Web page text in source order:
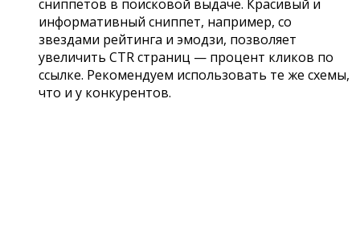
сниппетов в поисковой выдаче. Красивый и
информативный сниппет, например, со
звездами рейтинга и эмодзи, позволяет
увеличить CTR страниц — процент кликов по
ссылке. Рекомендуем использовать те же схемы,
что и у конкурентов.